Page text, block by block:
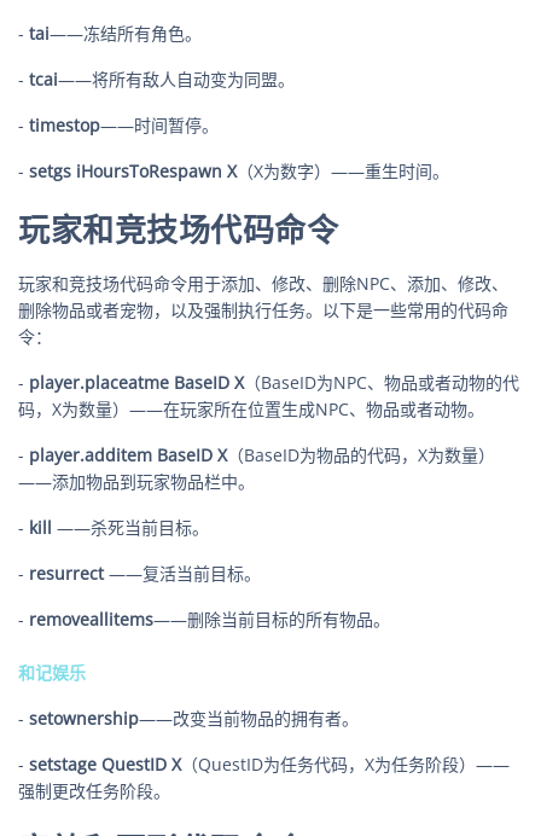
- tai——冻结所有角色。
- tcai——将所有敌人自动变为同盟。
- timestop——时间暂停。
- setgs iHoursToRespawn X（X为数字）——重生时间。
玩家和竞技场代码命令
玩家和竞技场代码命令用于添加、修改、删除NPC、添加、修改、
删除物品或者宠物，以及强制执行任务。以下是一些常用的代码命
令：
- player.placeatme BaseID X（BaseID为NPC、物品或者动物的代
码，X为数量）——在玩家所在位置生成NPC、物品或者动物。
- player.additem BaseID X（BaseID为物品的代码，X为数量）
——添加物品到玩家物品栏中。
- kill ——杀死当前目标。
- resurrect——复活当前目标。
- removeallitems——删除当前目标的所有物品。
和记娱乐
- setownership——改变当前物品的拥有者。
- setstage QuestID X（QuestID为任务代码，X为任务阶段）——
强制更改任务阶段。